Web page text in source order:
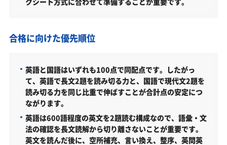
浪人生、社会人の方の愛知大学短期大学部合格に向
愛知大学の他の学部
探す
愛知大学短期大学部受験生からのよくある質問
合格に向けた優先順位
英語と国語はいずれも100点で同配点です。したがっ
て、英語で長文2題を読み切る力と、国語で現代文2題を
読み切る力を同じ比重で伸ばすことが合計点の安定につ
ながります。
英語は600語程度の英文を2題読む構成なので、語彙・文
法の確認を長文読解から切り離さないことが重要です。
英文を読んだ後に、空所補充、言い換え、整序、英問英